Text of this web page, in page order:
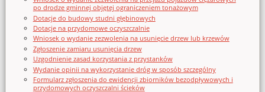
po drodze gminnej objętej ograniczeniem tonażowym
Dotacje do budowy studni głębinowych
Dotacje na przydomowe oczyszczalnie
Wniosek o wydanie zezwolenia na usunięcie drzew lub krzewów
Zgłoszenie zamiaru usunięcia drzew
Uzgodnienie zasad korzystania z przystanków
Wydanie opinii na wykorzystanie dróg w sposób szczególny
Formularz zgłoszenia do ewidencji zbiorników bezodpływowych i
przydomowych oczyszczalni ścieków